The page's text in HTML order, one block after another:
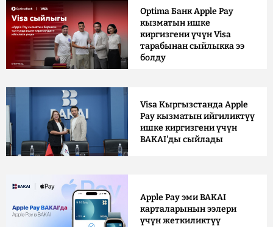
Optima Банк Apple Pay
кызматын ишке
киргизгени үчүн Visa
тарабынан сыйлыкка ээ
болду
Visa Кыргызстанда Apple
Pay кызматын ийгиликтүү
ишке киргизгени үчүн
BAKAI'ды сыйлады
Apple Pay эми BAKAI
карталарынын ээлери
үчүн жеткиликтүү